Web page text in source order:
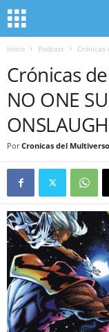
Inicio Podcast Crónicas
Crónicas
NO ONE
Por Cronicas del Multiverso